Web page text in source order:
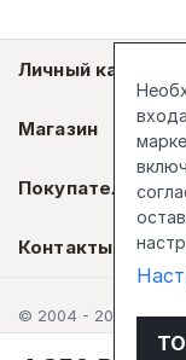
Личный кабинет
Магазин
Покупателям
Контакты
© 2004 - 2026